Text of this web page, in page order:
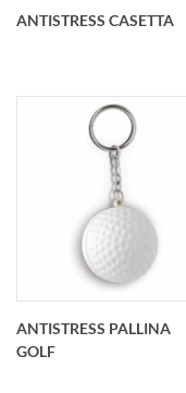
Portachiavi
antistress casetta
personalizzato
42x42x35 mm
ANTISTRESS CASETTA
ANTISTRESS PALLINA
GOLF